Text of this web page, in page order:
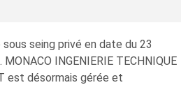
seing privé en date du 23
INGENIERIE TECHNIQUE
est désormais gérée et